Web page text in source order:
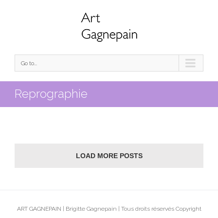
Go to...
Reprographie
LOAD MORE POSTS
ART GAGNEPAIN | Brigitte Gagnepain | Tous droits réservés Copyright